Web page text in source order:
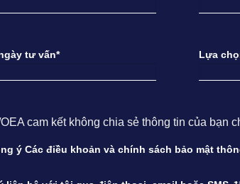
tư vấn* Lựa
cam kết không chia sẻ thông tin của bạn
ý Các điều khoản và chính sách bảo mật